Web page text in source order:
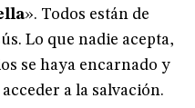
». Todos están de
Lo que nadie acepta,
se haya encarnado y
a la salvación.